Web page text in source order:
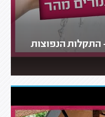
התקלות הנפוצות